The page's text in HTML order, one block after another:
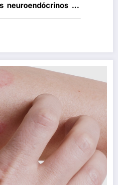
neuroendócrinos do